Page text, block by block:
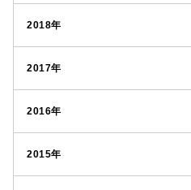
2018年
2017年
2016年
2015年